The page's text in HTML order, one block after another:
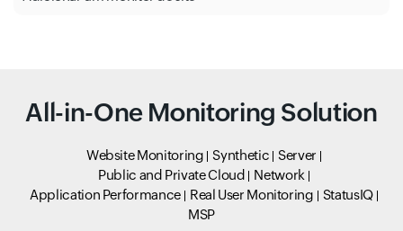
All-in-One Monitoring Solution
Website Monitoring Synthetic
Server
Public and Private Cloud
Network
Application Performance
Real User Monitoring
StatusIQ
MSP